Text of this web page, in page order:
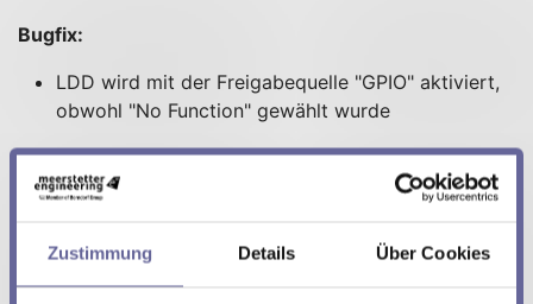
Zustimmung Details Über Cookies
Bugfix:
LDD wird mit der Freigabequelle "GPIO" aktiviert,
obwohl "No Function" gewählt wurde
Detaillierte Informationen finden Sie in denLDD-130x
Software Release Notes
hardwarekompatibel mit allen Hardware-Versionen der
LDD-130x-Familie und kann selbstständig geupdated